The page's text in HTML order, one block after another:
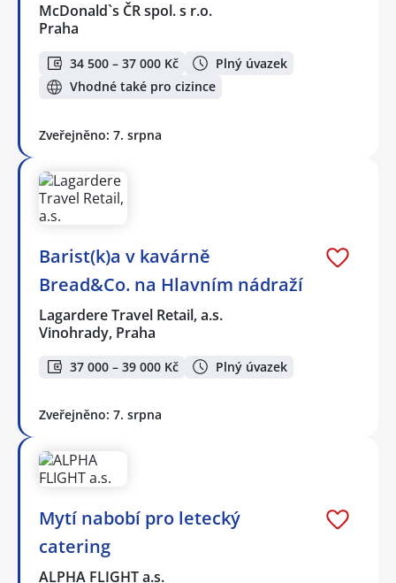
McDonald`s ČR spol. s r.o.
Praha
34 500 – 37 000 Kč
Plný úvazek
Vhodné také pro cizince
Zveřejněno: 7. srpna
Barist(k)a v kavárně
Bread&Co. na Hlavním nádraží
Lagardere Travel Retail, a.s.
Vinohrady, Praha
37 000 – 39 000 Kč Plný úvazek
Zveřejněno: 7. srpna
Mytí nabobí pro letecký
catering
ALPHA FLIGHT a.s.